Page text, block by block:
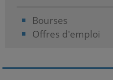
Bourses
Offres d'emploi